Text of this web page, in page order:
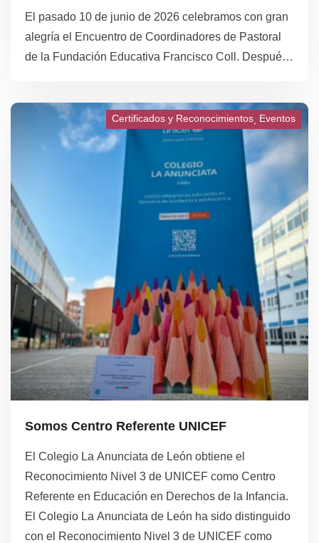
El pasado 10 de junio de 2026 celebramos con gran
alegría el Encuentro de Coordinadores de Pastoral
de la Fundación Educativa Francisco Coll. Después
presencialmente para dialogar, celebrar, compartir
experiencias, evaluar juntos y seguir formándonos.
Certificados y Reconocimientos Eventos
Somos Centro Referente UNICEF
El Colegio La Anunciata de León obtiene el
Reconocimiento Nivel 3 de UNICEF como Centro
Referente en Educación en Derechos de la Infancia.
El Colegio La Anunciata de León ha sido distinguido
con el Reconocimiento Nivel 3 de UNICEF como